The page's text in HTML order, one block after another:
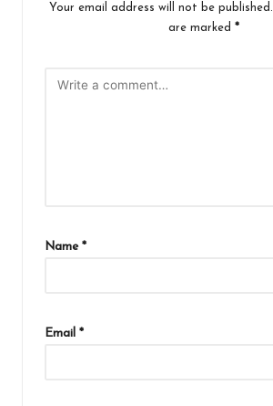
Your email address will not be published.
are marked *
Name *
Email *